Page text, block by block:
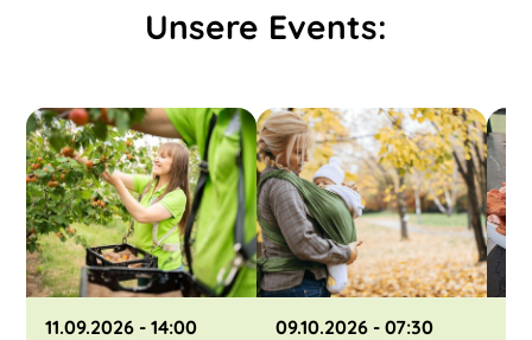
Unsere Events:
11.09.2026 - 14:00 09.10.2026 - 07:30